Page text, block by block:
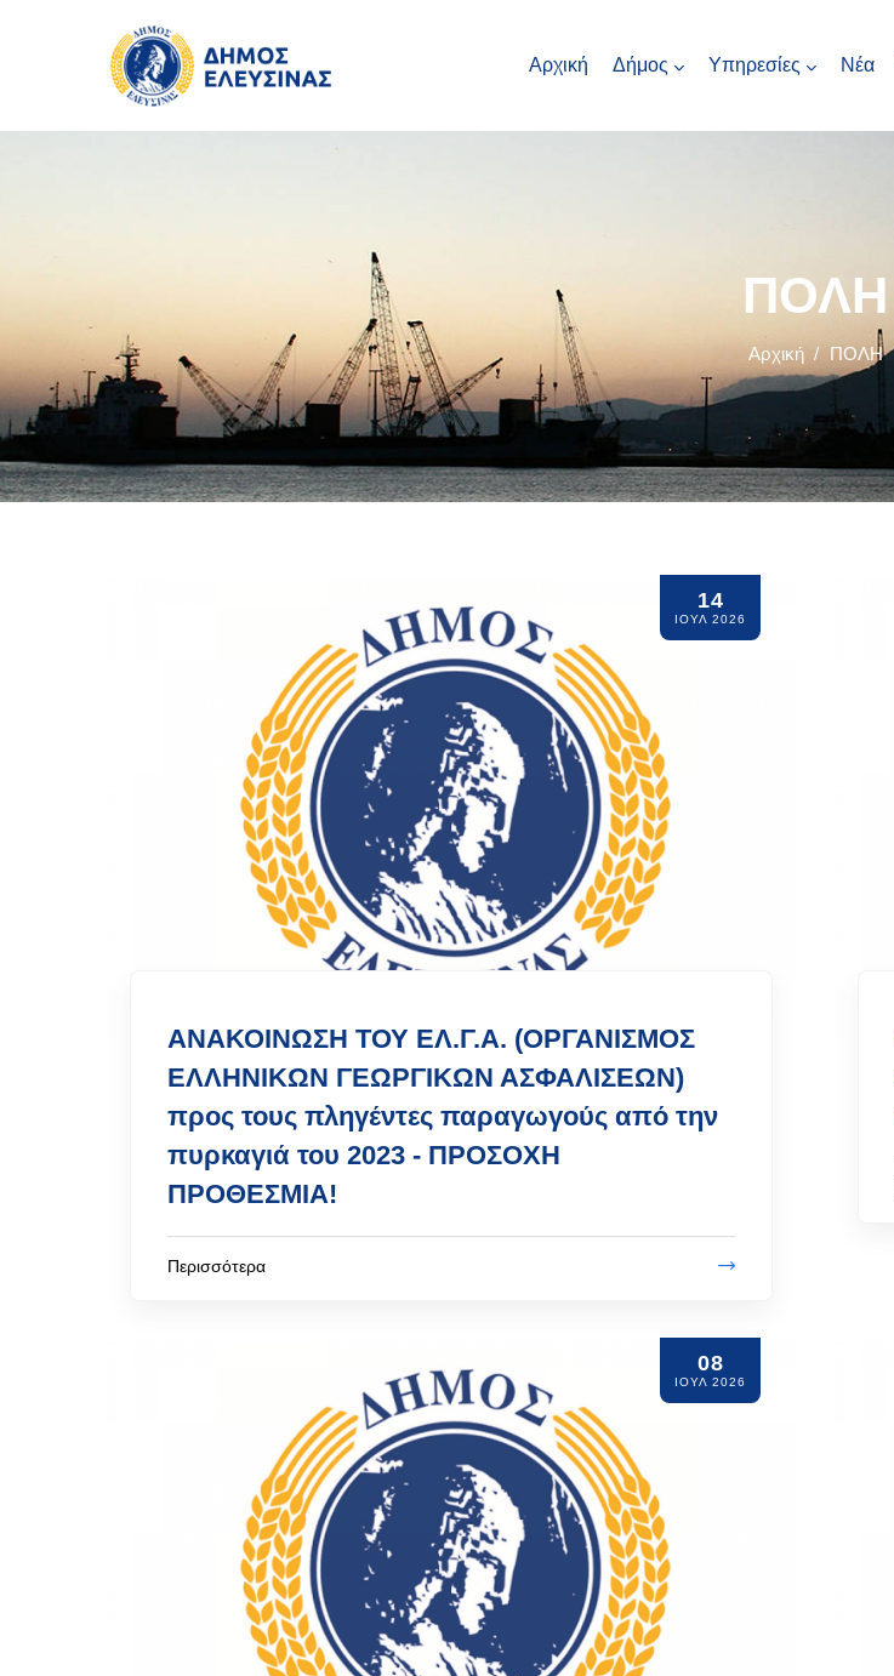
Αρχική Δήμος Υπηρεσίες Νέα
ΠΟΛΗ
Αρχική / ΠΟΛΗ
14
ΙΟΥΛ 2026
ΑΝΑΚΟΙΝΩΣΗ ΤΟΥ ΕΛ.Γ.Α. (ΟΡΓΑΝΙΣΜΟΣ
ΕΛΛΗΝΙΚΩΝ ΓΕΩΡΓΙΚΩΝ ΑΣΦΑΛΙΣΕΩΝ)
προς τους πληγέντες παραγωγούς από την
πυρκαγιά του 2023 - ΠΡΟΣΟΧΗ
ΠΡΟΘΕΣΜΙΑ!
Περισσότερα
08
ΙΟΥΛ 2026